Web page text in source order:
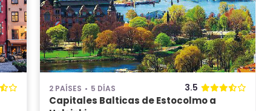
2 PAÍSES 5 DÍAS 3.5
Capitales Balticas de Estocolmo a